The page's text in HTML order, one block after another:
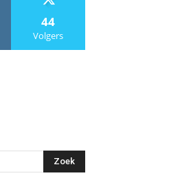
44
Volgers